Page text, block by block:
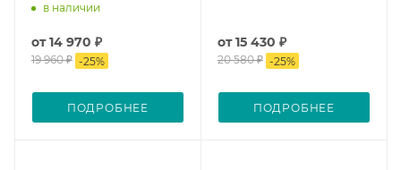
в наличии
от14 970 ₽
19 960 ₽ -25%
ПОДРОБНЕЕ
от15 430 ₽
20 580 ₽ -25%
ПОДРОБНЕЕ